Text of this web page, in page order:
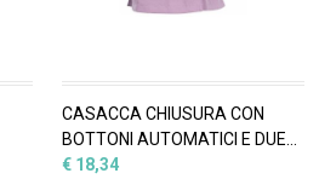
CASACCA CHIUSURA CON
BOTTONI AUTOMATICI E DUE
TASCHINI B9500
€ 18,34